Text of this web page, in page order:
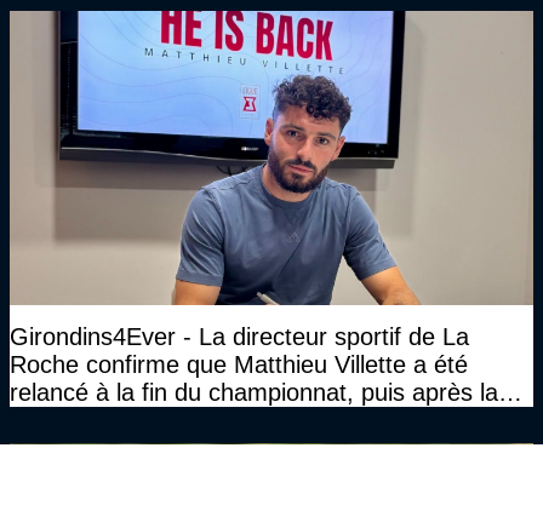
Girondins4Ever - La directeur sportif de La
Roche confirme que Matthieu Villette a été
relancé à la fin du championnat, puis après la